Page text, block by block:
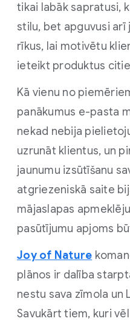
tikai labāk sapratusi,
stilu, bet apguvusi arī
rīkus, lai motivētu
ieteikt produktus
Kā vienu no
panākumus e-pasta
nekad nebija
uzrunāt klientus, un
jaunumu izsūtīšanu
atgriezeniskā saite
mājaslapas
pasūtījumu apjoms
Joy of Nature
plānos ir dalība
nestu sava zīmola un
Savukārt tiem, kuri